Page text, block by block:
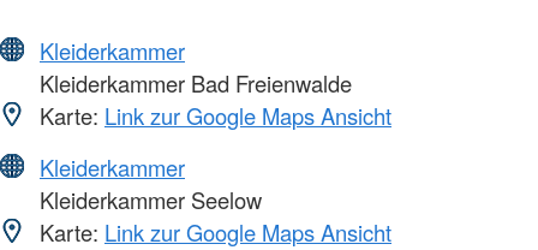
Kleiderkammer
Kleiderkammer Bad Freienwalde
Karte: Link zur Google Maps Ansicht
Kleiderkammer
Kleiderkammer Seelow
Karte: Link zur Google Maps Ansicht